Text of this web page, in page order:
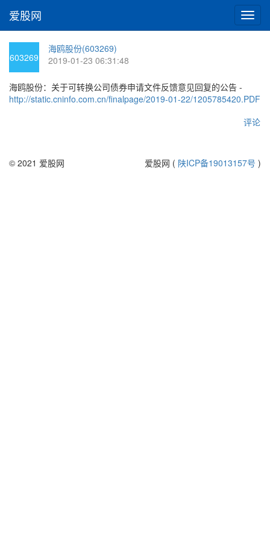
切
换
爱股网
603269
海鸥股份(603269)
2019-01-23 06:31:48
海鸥股份：关于可转换公司债券申请文件反馈意见回复的公告 -
http://static.cninfo.com.cn/finalpage/2019-01-22/1205785420.PDF
评论
© 2021 爱股网 爱股网 ( 陕ICP备19013157号 )